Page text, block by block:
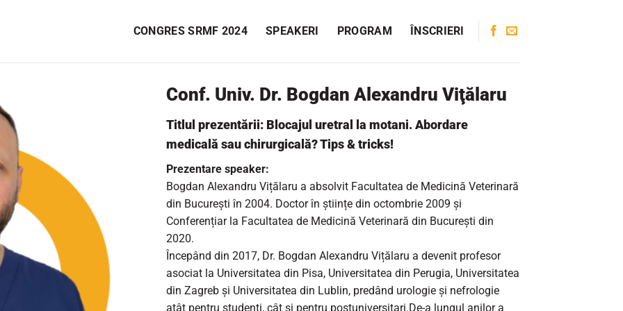
CONGRES SRMF 2024 SPEAKERI PROGRAM ÎNSCRIERI
Conf. Univ. Dr. Bogdan Alexandru Viţălaru
Titlul prezentării: Blocajul uretral la motani. Abordare
medicală sau chirurgicală? Tips & tricks!
Prezentare speaker:
Bogdan Alexandru Vițălaru a absolvit Facultatea de Medicină Veterinară
din București în 2004. Doctor în științe din octombrie 2009 și
Conferențiar la Facultatea de Medicină Veterinară din București din
2020.
Începând din 2017, Dr. Bogdan Alexandru Vițălaru a devenit profesor
asociat la Universitatea din Pisa, Universitatea din Perugia, Universitatea
din Zagreb și Universitatea din Lublin, predând urologie și nefrologie
atât pentru studenți, cât și pentru postuniversitari.De-a lungul anilor a